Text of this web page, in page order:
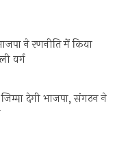
ने रणनीति में किया
वर्ग
देगी भाजपा, संगठन ने